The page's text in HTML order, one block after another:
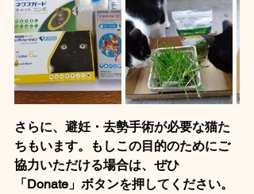
さらに、避妊・去勢手術が必要な猫た
ちもいます。もしこの目的のためにご
協力いただける場合は、ぜひ
「Donate」ボタンを押してください。